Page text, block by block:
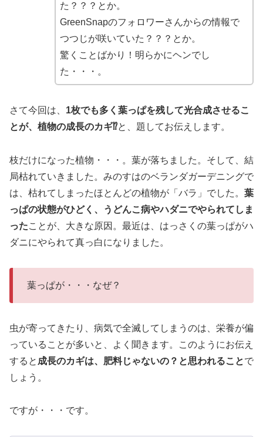
た？？？とか。
GreenSnapのフォロワーさんからの情報で
つつじが咲いていた？？？とか。
驚くことばかり！明らかにヘンでし
た・・・。
さて今回は、 1枚でも多く葉っぱを残して光合成させるこ
とが、植物の成長のカギ⁉と、題してお伝えします。
枝だけになった植物・・・。葉が落ちました。そして、結
局枯れていきました。みのすはのベランダガーデニングで
は、枯れてしまったほとんどの植物が「バラ」でした。 葉
っぱの状態がひどく、うどんこ病やハダニでやられてしま
ったことが、大きな原因。最近は、はっさくの葉っぱがハ
ダニにやられて真っ白になりました。
葉っぱが・・・なぜ？
虫が寄ってきたり、病気で全滅してしまうのは、栄養が偏
っていることが多いと、よく聞きます。このようにお伝え
すると 成長のカギは、肥料じゃないの？と思われることで
しょう。
ですが・・・です。